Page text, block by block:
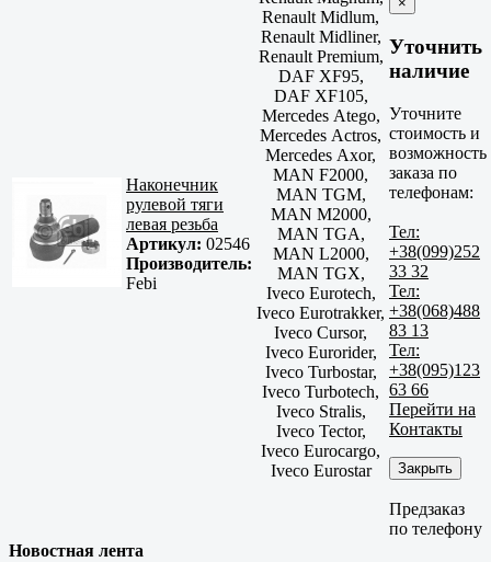
Наконечник
рулевой тяги
левая резьба
Артикул: 02546
Производитель:
Febi
Renault Midlum,
Renault Midliner,
Renault Premium,
DAF XF95,
DAF XF105,
Mercedes Atego,
Mercedes Actros,
Mercedes Axor,
MAN F2000,
MAN TGM,
MAN M2000,
MAN TGA,
MAN L2000,
MAN TGX,
Iveco Eurotech,
Iveco Eurotrakker,
Iveco Cursor,
Iveco Eurorider,
Iveco Turbostar,
Iveco Turbotech,
Iveco Stralis,
Iveco Tector,
Iveco Eurocargo,
Iveco Eurostar
Уточнить
наличие
Уточните
стоимость и
возможность
заказа по
телефонам:
Тел:
+38(099)252
33 32
Тел:
+38(068)488
83 13
Тел:
+38(095)123
63 66
Перейти на
Контакты
Закрыть
Предзаказ
по телефону
Новостная лента